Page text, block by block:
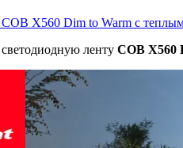
COB X560 Dim to Warm с
ленту COB X560